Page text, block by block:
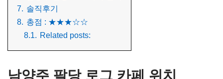
7. 솔직후기
8. 총점 : ★★★☆☆
8.1. Related posts:
남양주 팔당 로그 카페 위치